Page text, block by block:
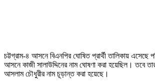
চট্টগ্রাম-৪ আসনে বিএনপির ঘোষিত প্রার্থী তালিকায়
আসনে কাজী সালাউদ্দিনের নাম ঘোষণা করা হয়েছিল। তবে তার
আসলাম চৌধুরীর নাম চূড়ান্ত করা হয়েছে।